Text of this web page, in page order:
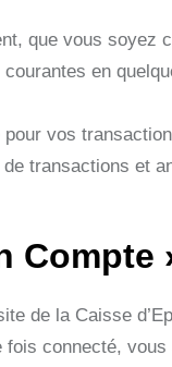
que vous soyez
en
vos
transactions et
Compte
de la Caisse
connecté,